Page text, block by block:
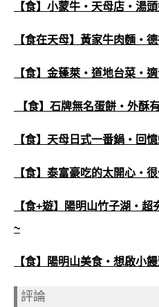
【食】小蒙牛‧天母店‧湯
【食在天母】黃家牛肉麵‧
【食】金蓬萊‧道地台菜‧
【食】石牌無名蛋餅‧外酥
【食】天母日式一番鍋‧回
【食】泰富豪吃的太開心‧
【食+遊】陽明山竹子湖‧超
~
【食】陽明山美食‧想啟小
評論